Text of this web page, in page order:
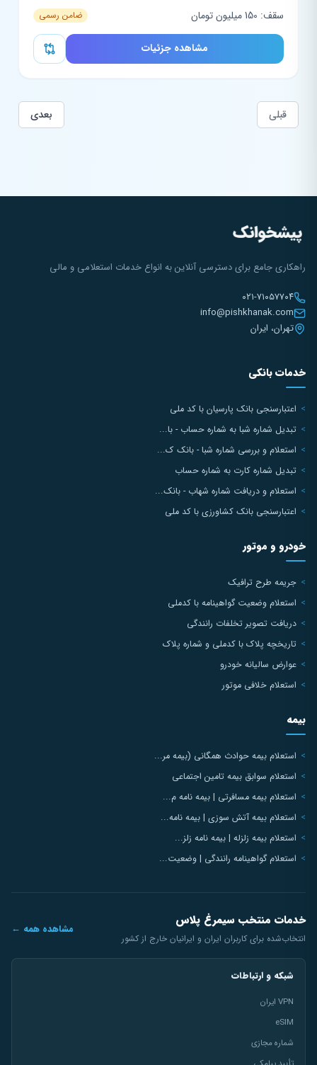
سقف: 150 میلیون تومان ضامن رسمی
مشاهده جزئیات
قبلی بعدی
راهکاری جامع برای دسترسی آنلاین به انواع خدمات استعلامی و مالی
۰۲۱-۷۱۰۵۷۷۰۴
info@pishkhanak.com
تهران، ایران
خدمات بانکی
اعتبارسنجی بانک پارسیان با کد ملی
تبدیل شماره شبا به شماره حساب - با...
استعلام و بررسی شماره شبا - بانک ک...
تبدیل شماره کارت به شماره حساب
استعلام و دریافت شماره شهاب - بانک...
اعتبارسنجی بانک کشاورزی با کد ملی
خودرو و موتور
جریمه طرح ترافیک
استعلام وضعیت گواهینامه با کدملی
دریافت تصویر تخلفات رانندگی
تاریخچه پلاک با کدملی و شماره پلاک
عوارض سالیانه خودرو
استعلام خلافی موتور
بیمه
استعلام بیمه حوادث همگانی (بیمه مر...
استعلام سوابق بیمه تامین اجتماعی
استعلام بیمه مسافرتی | بیمه نامه م...
استعلام بیمه آتش سوزی | بیمه نامه...
استعلام بیمه زلزله | بیمه نامه زلز...
استعلام گواهینامه رانندگی | وضعیت...
خدمات منتخب سیمرغ پلاس
انتخاب‌شده برای کاربران ایران و ایرانیان خارج از کشور
مشاهده همه ←
شبکه و ارتباطات
VPN ایران
eSIM
شماره مجازی